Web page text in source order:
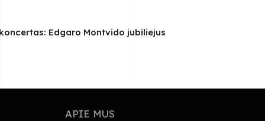
Edgaro Montvido jubiliejus
APIE MUS